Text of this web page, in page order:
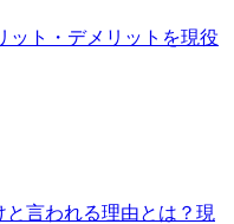
ット・デメリットを現役
と言われる理由とは？現